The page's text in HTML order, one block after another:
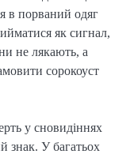
в порваний одяг
як сигнал,
не лякають, а
сорокоуст
у сновидіннях
знак. У багатьох